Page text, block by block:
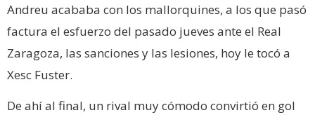
Andreu acababa con los mallorquines, a los que pasó
factura el esfuerzo del pasado jueves ante el Real
Zaragoza, las sanciones y las lesiones, hoy le tocó a
Xesc Fuster.
De ahí al final, un rival muy cómodo convirtió en gol